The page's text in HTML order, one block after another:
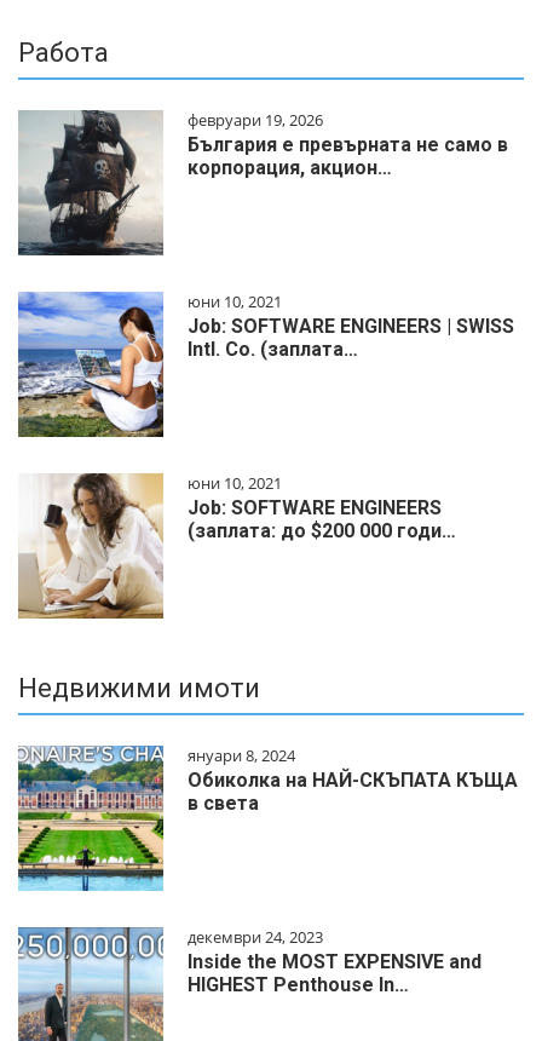
Работа
февруари 19, 2026
България е превърната не само в
корпорация, акцион…
юни 10, 2021
Job: SOFTWARE ENGINEERS | SWISS
Intl. Co. (заплата…
юни 10, 2021
Job: SOFTWARE ENGINEERS
(заплата: до $200 000 годи…
Недвижими имоти
януари 8, 2024
Обиколка на НАЙ-СКЪПАТА КЪЩА
в света
декември 24, 2023
Inside the MOST EXPENSIVE and
HIGHEST Penthouse In…